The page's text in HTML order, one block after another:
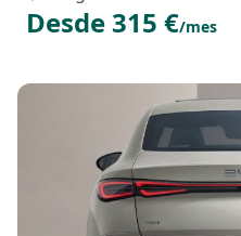
Desde 315 €/mes